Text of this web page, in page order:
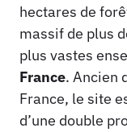
hectares de
massif de plus
plus vastes
France. Ancien
France, le site
d’une double